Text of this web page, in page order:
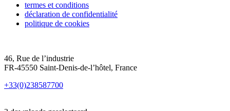
termes et conditions
déclaration de confidentialité
politique de cookies
46, Rue de l’industrie
FR-45550 Saint-Denis-de-l’hôtel, France
+33(0)238587700